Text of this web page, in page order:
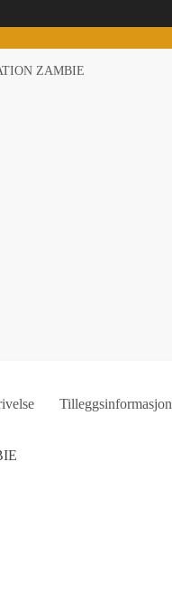
ZAMBIE
Tilleggsinformasjon